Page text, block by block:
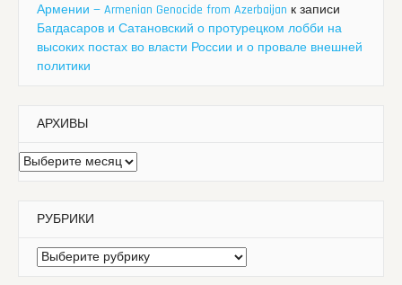
Армении — Armenian Genocide from Azerbaijan к записи
Багдасаров и Сатановский о протурецком лобби на
высоких постах во власти России и о провале внешней
политики
АРХИВЫ
Архивы
РУБРИКИ
Рубрики